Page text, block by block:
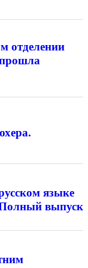
отделении
языке
Полный выпуск